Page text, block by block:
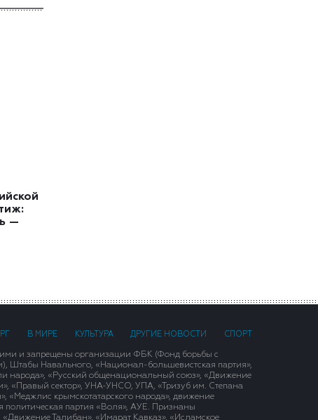
—
В МИРЕ КУЛЬТУРА ДРУГИЕ НОВОСТИ СПОРТ
и запрещены организации ФБК (Фонд борьбы с
Штабы Навального, «Национал-большевистская партия»,
народа», «Русский общенациональный союз», «Движение
«Правый сектор», УНА-УНСО, УПА, «Тризуб им. Степана
«Меджлис крымскотатарского народа», движение
политическая партия «Воля», АУЕ. Признаны
Талибан», «Имарат Кавказ», «Исламское